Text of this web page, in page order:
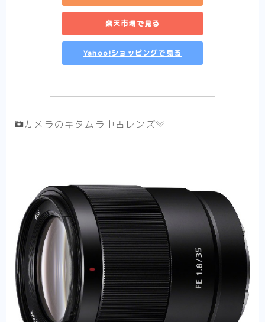
楽天市場で見る
Yahoo!ショッピングで見る
カメラのキタムラ中古レンズ